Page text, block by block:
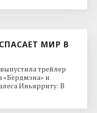
МИР В
трейлер
«Бёрдмэна» и
Иньярриту: В